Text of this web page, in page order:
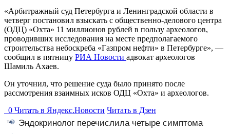
«Арбитражный суд Петербурга и Ленинградской области в
четверг постановил взыскать с общественно-делового центра
(ОДЦ) «Охта» 11 миллионов рублей в пользу археологов,
проводивших исследования на месте предполагаемого
строительства небоскреба «Газпром нефти» в Петербурге», —
сообщил в пятницу РИА Новости адвокат археологов
Шамиль Ахаев.
Он уточнил, что решение суда было принято после
рассмотрения взаимных исков ОДЦ «Охта» и археологов.
0 Читать в Яндекс.Новости Читать в Дзен
Эндокринолог перечислила четыре симптома